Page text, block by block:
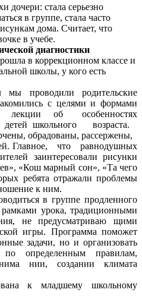
стала серьезно
в группе, стала часто
дома. Считает, что
в учебе.
диагностики
в коррекционном классе и
школы, у кого есть
проводили родительские
с целями и формами
лекции об особенностях
школьного возраста.
обрадованы, рассержены,
Главное, что равнодушных
заинтересовали рисунки
«Кош марный сон», «Та чего
ребята отражали проблемы
к ним.
в группе продленного
рамками урока, традиционными
не предусматриваю щими
игры. Программа поможет
задачи, но и организовать
определенным правилам,
нии, создании климата
к младшему школьному